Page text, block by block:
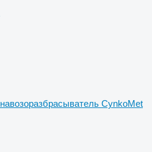
навозоразбрасыватель CynkoMet